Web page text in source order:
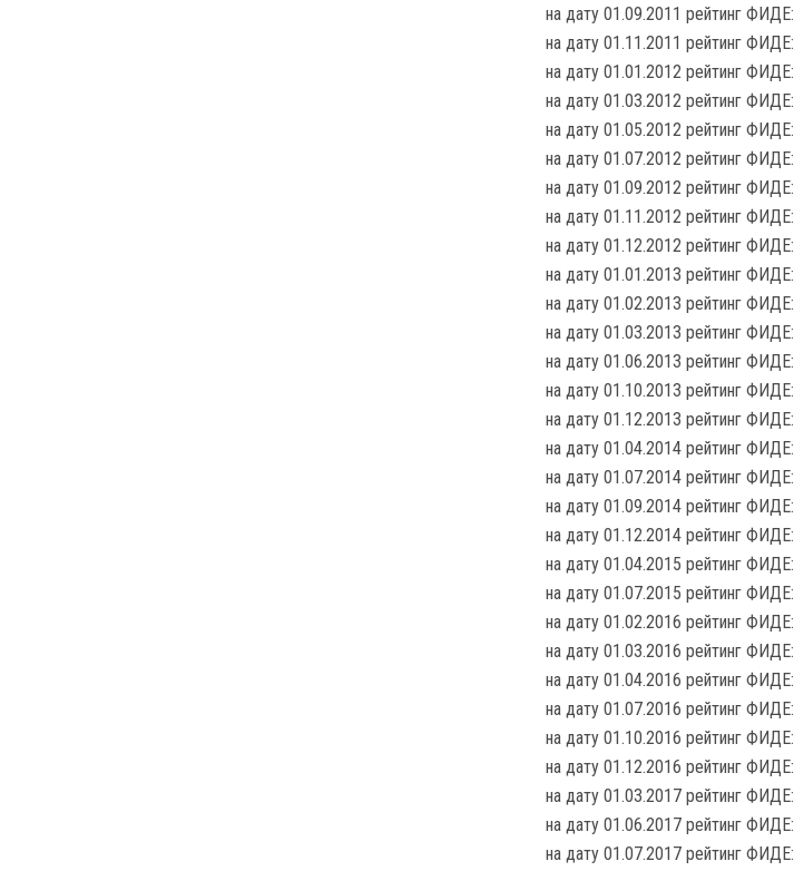
на дату 01.09.2011 рейтинг ФИДЕ:
на дату 01.11.2011 рейтинг ФИДЕ:
на дату 01.01.2012 рейтинг ФИДЕ:
на дату 01.03.2012 рейтинг ФИДЕ:
на дату 01.05.2012 рейтинг ФИДЕ:
на дату 01.07.2012 рейтинг ФИДЕ:
на дату 01.09.2012 рейтинг ФИДЕ:
на дату 01.11.2012 рейтинг ФИДЕ:
на дату 01.12.2012 рейтинг ФИДЕ:
на дату 01.01.2013 рейтинг ФИДЕ:
на дату 01.02.2013 рейтинг ФИДЕ:
на дату 01.03.2013 рейтинг ФИДЕ:
на дату 01.06.2013 рейтинг ФИДЕ:
на дату 01.10.2013 рейтинг ФИДЕ:
на дату 01.12.2013 рейтинг ФИДЕ:
на дату 01.04.2014 рейтинг ФИДЕ:
на дату 01.07.2014 рейтинг ФИДЕ:
на дату 01.09.2014 рейтинг ФИДЕ:
на дату 01.12.2014 рейтинг ФИДЕ:
на дату 01.04.2015 рейтинг ФИДЕ:
на дату 01.07.2015 рейтинг ФИДЕ:
на дату 01.02.2016 рейтинг ФИДЕ:
на дату 01.03.2016 рейтинг ФИДЕ:
на дату 01.04.2016 рейтинг ФИДЕ:
на дату 01.07.2016 рейтинг ФИДЕ:
на дату 01.10.2016 рейтинг ФИДЕ:
на дату 01.12.2016 рейтинг ФИДЕ:
на дату 01.03.2017 рейтинг ФИДЕ:
на дату 01.06.2017 рейтинг ФИДЕ:
на дату 01.07.2017 рейтинг ФИДЕ: